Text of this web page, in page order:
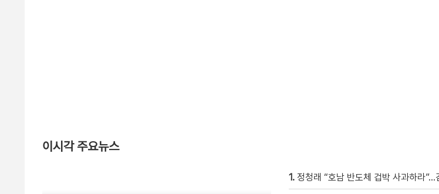
이시각 주요뉴스
1. 정청래 “호남 반도체 겁박 사과하라”…